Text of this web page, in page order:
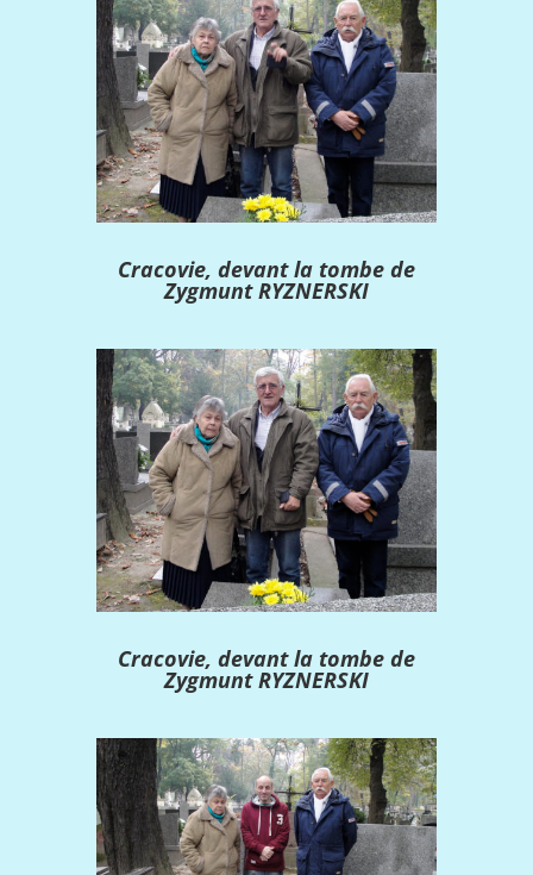
Cracovie, devant la tombe de
Zygmunt RYZNERSKI
Cracovie, devant la tombe de
Zygmunt RYZNERSKI